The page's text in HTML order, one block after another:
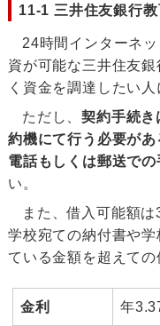
11-1 三井住友銀行
24時間インターネ
資が可能な三井住友
く資金を調達したい人
ただし、契約手続き
約機にて行う必要が
電話もしくは郵送で
い。
また、借入可能額
学校宛ての納付書や
ている金額を超えての
金利 年